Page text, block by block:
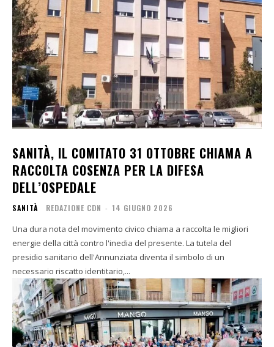
SANITÀ, IL COMITATO 31 OTTOBRE CHIAMA A
RACCOLTA COSENZA PER LA DIFESA
DELL’OSPEDALE
SANITÀ REDAZIONE CDN - 14 GIUGNO 2026
Una dura nota del movimento civico chiama a raccolta le migliori
energie della città contro l'inedia del presente. La tutela del
presidio sanitario dell'Annunziata diventa il simbolo di un
necessario riscatto identitario,...